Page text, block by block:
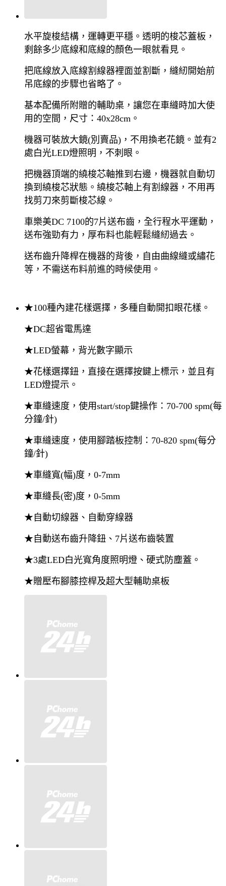
水平旋梭結構，運轉更平穩。透明的梭芯蓋板，
剩餘多少底線和底線的顏色一眼就看見。
把底線放入底線割線器裡面並割斷，縫紉開始前
吊底線的步驟也省略了。
基本配備所附贈的輔助桌，讓您在車縫時加大使
用的空間，尺寸：40x28cm。
機器可裝放大鏡(別賣品)，不用換老花鏡。並有2
處白光LED燈照明，不刺眼。
把機器頂端的繞梭芯軸推到右邊，機器就自動切
換到繞梭芯狀態。繞梭芯軸上有割線器，不用再
找剪刀來剪斷梭芯線。
車樂美DC 7100的7片送布齒，全行程水平運動，
送布強勁有力，厚布料也能輕鬆縫紉過去。
送布齒升降桿在機器的背後，自由曲線縫或繡花
等，不需送布料前進的時候使用。
★100種內建花樣選擇，多種自動開扣眼花樣。
★DC超省電馬達
★LED螢幕，背光數字顯示
★花樣選擇鈕，直接在選擇按鍵上標示，並且有
LED燈提示。
★車縫速度，使用start/stop鍵操作：70-700 spm(每
分鐘/針)
★車縫速度，使用腳踏板控制：70-820 spm(每分
鐘/針)
★車縫寬(幅)度，0-7mm
★車縫長(密)度，0-5mm
★自動切線器、自動穿線器
★自動送布齒升降鈕、7片送布齒裝置
★3處LED白光寬角度照明燈、硬式防塵蓋。
★贈壓布腳膝控桿及超大型輔助桌板